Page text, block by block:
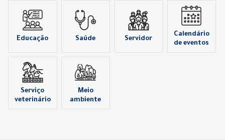
Educação Saúde Servidor
Calendário
de eventos
Serviço
veterinário
Meio
ambiente